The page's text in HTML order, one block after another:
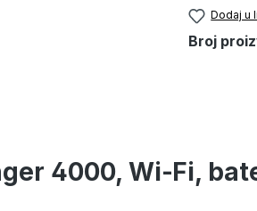
Dodaj u
Broj
4000, Wi‑Fi,